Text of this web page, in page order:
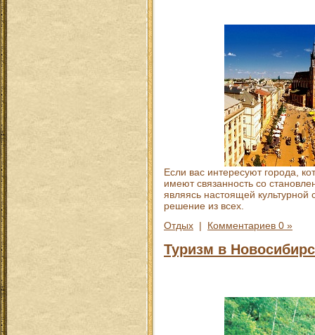
Если вас интересуют города,
имеют связанность со
являясь настоящей культурной
решение из всех.
Отдых | Комментариев 0 »
Туризм в